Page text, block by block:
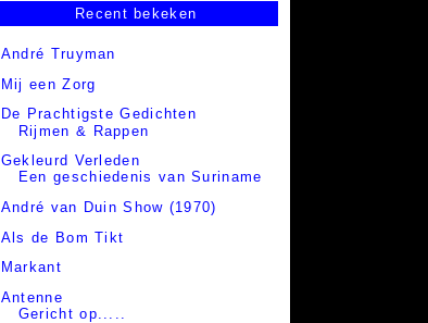
Recent bekeken
André Truyman
Mij een Zorg
De Prachtigste Gedichten
Rijmen & Rappen
Gekleurd Verleden
Een geschiedenis van Suriname
André van Duin Show (1970)
Als de Bom Tikt
Markant
Antenne
Gericht op.....